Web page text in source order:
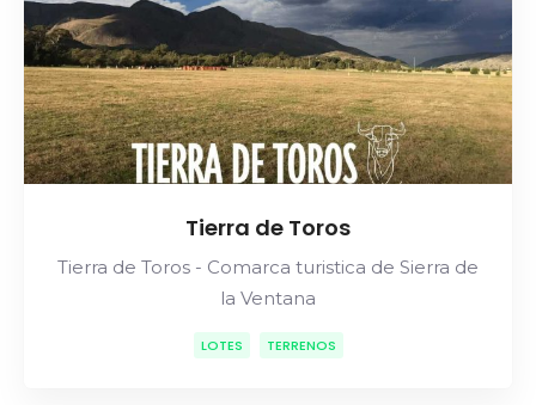
Tierra de Toros
Tierra de Toros - Comarca turistica de Sierra de
la Ventana
LOTES TERRENOS